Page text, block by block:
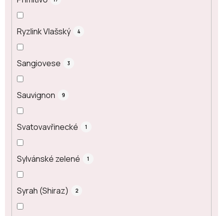
Ryzlink Vlašský 4
Sangiovese 3
Sauvignon 9
Svatovavřinecké 1
Sylvánské zelené 1
Syrah (Shiraz) 2